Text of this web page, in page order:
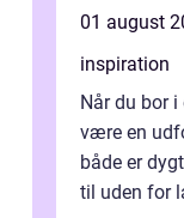
01 august
inspiration
Når du bor
være en
både er
til uden for